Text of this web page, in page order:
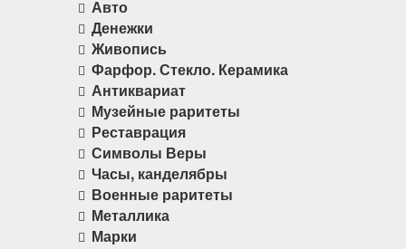
Авто
Денежки
Живопись
Фарфор. Стекло. Керамика
Антиквариат
Музейные раритеты
Реставрация
Символы Веры
Часы, канделябры
Военные раритеты
Металлика
Марки